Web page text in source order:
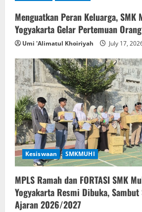
Menguatkan Peran Keluarga, SMK
Yogyakarta Gelar Pertemuan
Umi 'Alimatul Khoiriyah July 17,
Kesiswaan SMKMUHI
MPLS Ramah dan FORTASI SMK
Yogyakarta Resmi Dibuka, Sambut
Ajaran 2026/2027